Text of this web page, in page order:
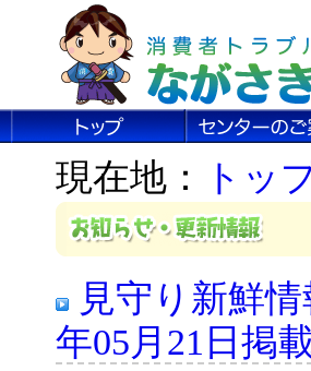
現在地： トッ
見守り新鮮
年05月21日掲